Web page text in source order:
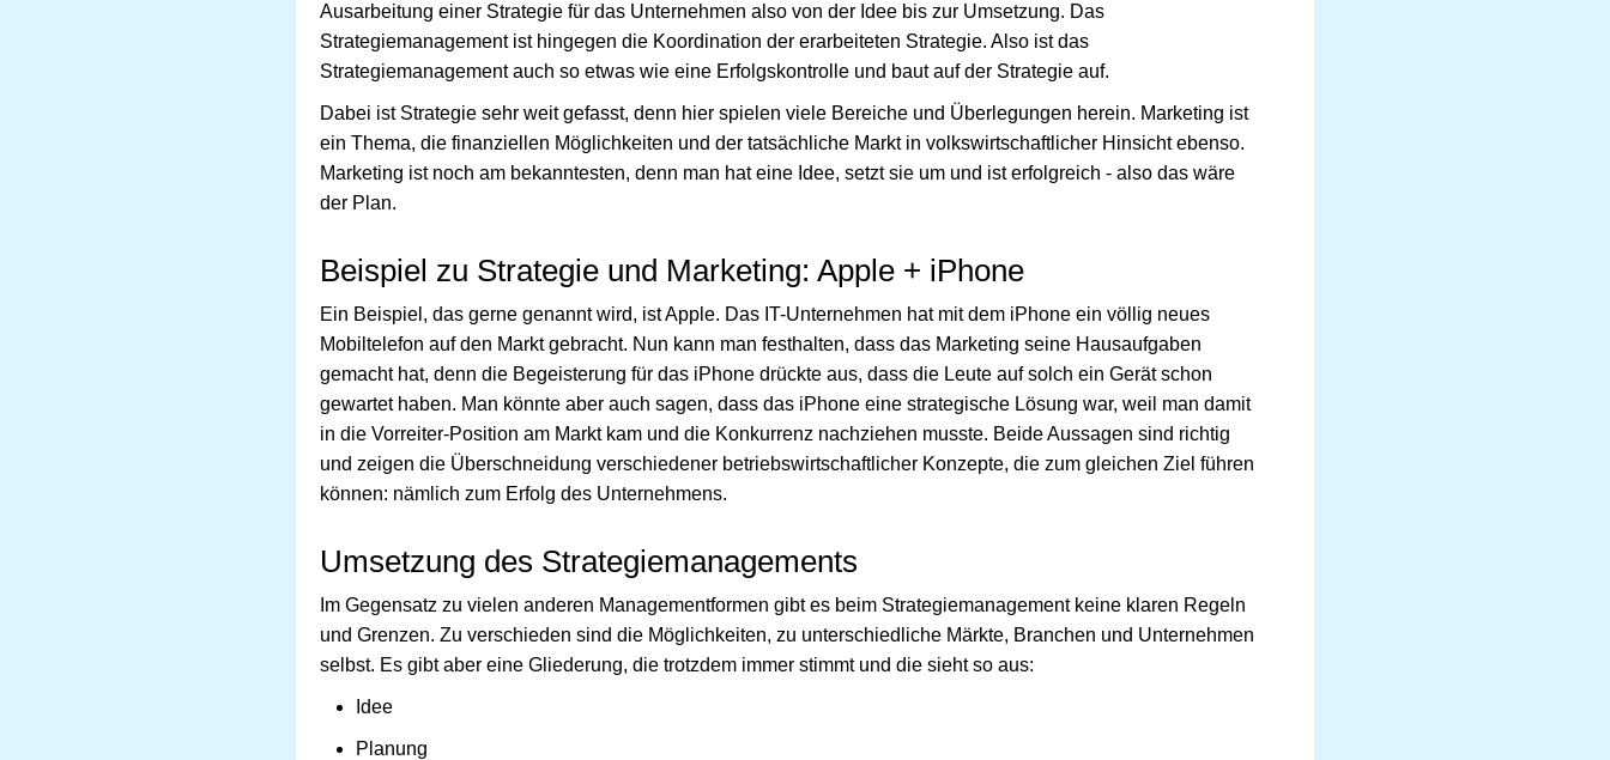
Ausarbeitung einer Strategie für das Unternehmen also von der Idee bis zur Umsetzung. Das
Strategiemanagement ist hingegen die Koordination der erarbeiteten Strategie. Also ist das
Strategiemanagement auch so etwas wie eine Erfolgskontrolle und baut auf der Strategie auf.
Dabei ist Strategie sehr weit gefasst, denn hier spielen viele Bereiche und Überlegungen herein. Marketing ist
ein Thema, die finanziellen Möglichkeiten und der tatsächliche Markt in volkswirtschaftlicher Hinsicht ebenso.
Marketing ist noch am bekanntesten, denn man hat eine Idee, setzt sie um und ist erfolgreich - also das wäre
der Plan.
Beispiel zu Strategie und Marketing: Apple + iPhone
Ein Beispiel, das gerne genannt wird, ist Apple. Das IT-Unternehmen hat mit dem iPhone ein völlig neues
Mobiltelefon auf den Markt gebracht. Nun kann man festhalten, dass das Marketing seine Hausaufgaben
gemacht hat, denn die Begeisterung für das iPhone drückte aus, dass die Leute auf solch ein Gerät schon
gewartet haben. Man könnte aber auch sagen, dass das iPhone eine strategische Lösung war, weil man damit
in die Vorreiter-Position am Markt kam und die Konkurrenz nachziehen musste. Beide Aussagen sind richtig
und zeigen die Überschneidung verschiedener betriebswirtschaftlicher Konzepte, die zum gleichen Ziel führen
können: nämlich zum Erfolg des Unternehmens.
Umsetzung des Strategiemanagements
Im Gegensatz zu vielen anderen Managementformen gibt es beim Strategiemanagement keine klaren Regeln
und Grenzen. Zu verschieden sind die Möglichkeiten, zu unterschiedliche Märkte, Branchen und Unternehmen
selbst. Es gibt aber eine Gliederung, die trotzdem immer stimmt und die sieht so aus:
Idee
Planung